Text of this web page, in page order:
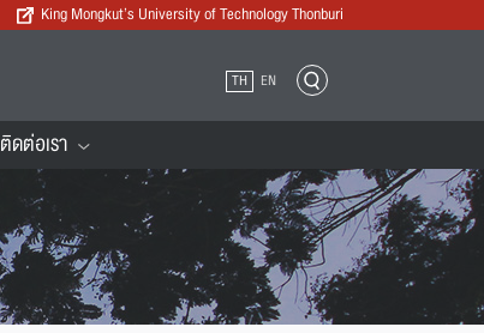
King Mongkut’s University of Technology Thonburi
TH EN
ติดต่อเรา